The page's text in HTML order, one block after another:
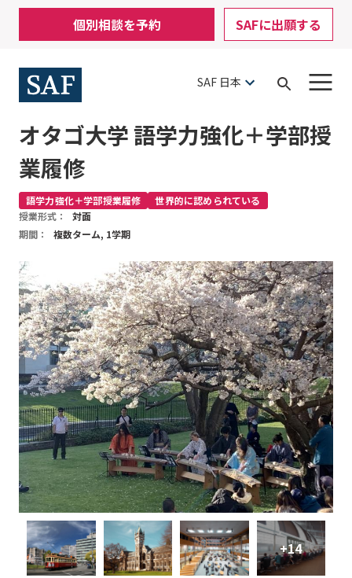
Skip
main
content
Mobile
Utility
Menu
個別相談を予約 SAFに出願する
SAF 日本
Open
オタゴ大学 語学力強化＋学部授
業履修
語学力強化＋学部授業履修
世界的に認められている
授業形式：
対面
期間：
複数ターム, 1学期
+14